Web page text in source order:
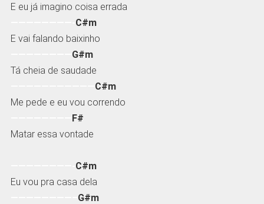
E eu já imagino coisa errada
C#m
E vai falando baixinho
G#m
Tá cheia de saudade
C#m
Me pede e eu vou correndo
F#
Matar essa vontade
C#m
Eu vou pra casa dela
G#m